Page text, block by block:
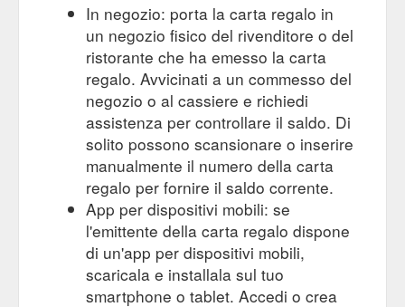
In negozio: porta la carta regalo in
un negozio fisico del rivenditore o del
ristorante che ha emesso la carta
regalo. Avvicinati a un commesso del
negozio o al cassiere e richiedi
assistenza per controllare il saldo. Di
solito possono scansionare o inserire
manualmente il numero della carta
regalo per fornire il saldo corrente.
App per dispositivi mobili: se
l'emittente della carta regalo dispone
di un'app per dispositivi mobili,
scaricala e installala sul tuo
smartphone o tablet. Accedi o crea